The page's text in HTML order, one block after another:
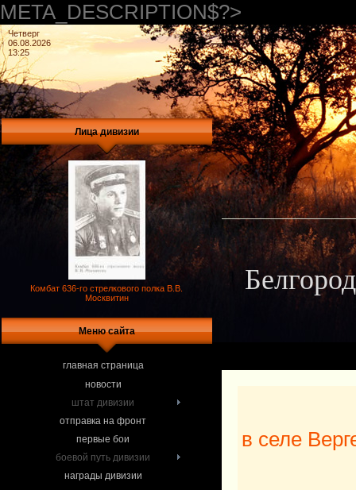
META_DESCRIPTION$?>
Четверг
06.08.2026
13:25
Лица дивизии
Комбат 636-го стрелкового полка В.В.
Москвитин
Меню сайта
главная страница
новости
штат дивизии
отправка на фронт
первые бои
боевой путь дивизии
награды дивизии
в селе